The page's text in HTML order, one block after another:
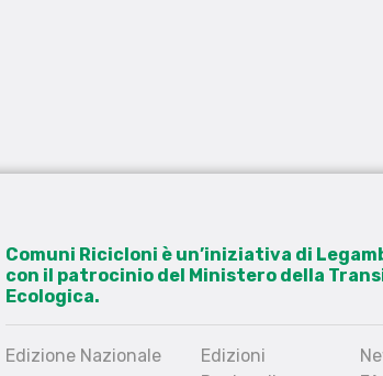
Comuni Ricicloni è un’iniziativa di
con il patrocinio del Ministero della
Ecologica.
Edizione Nazionale
Edizioni